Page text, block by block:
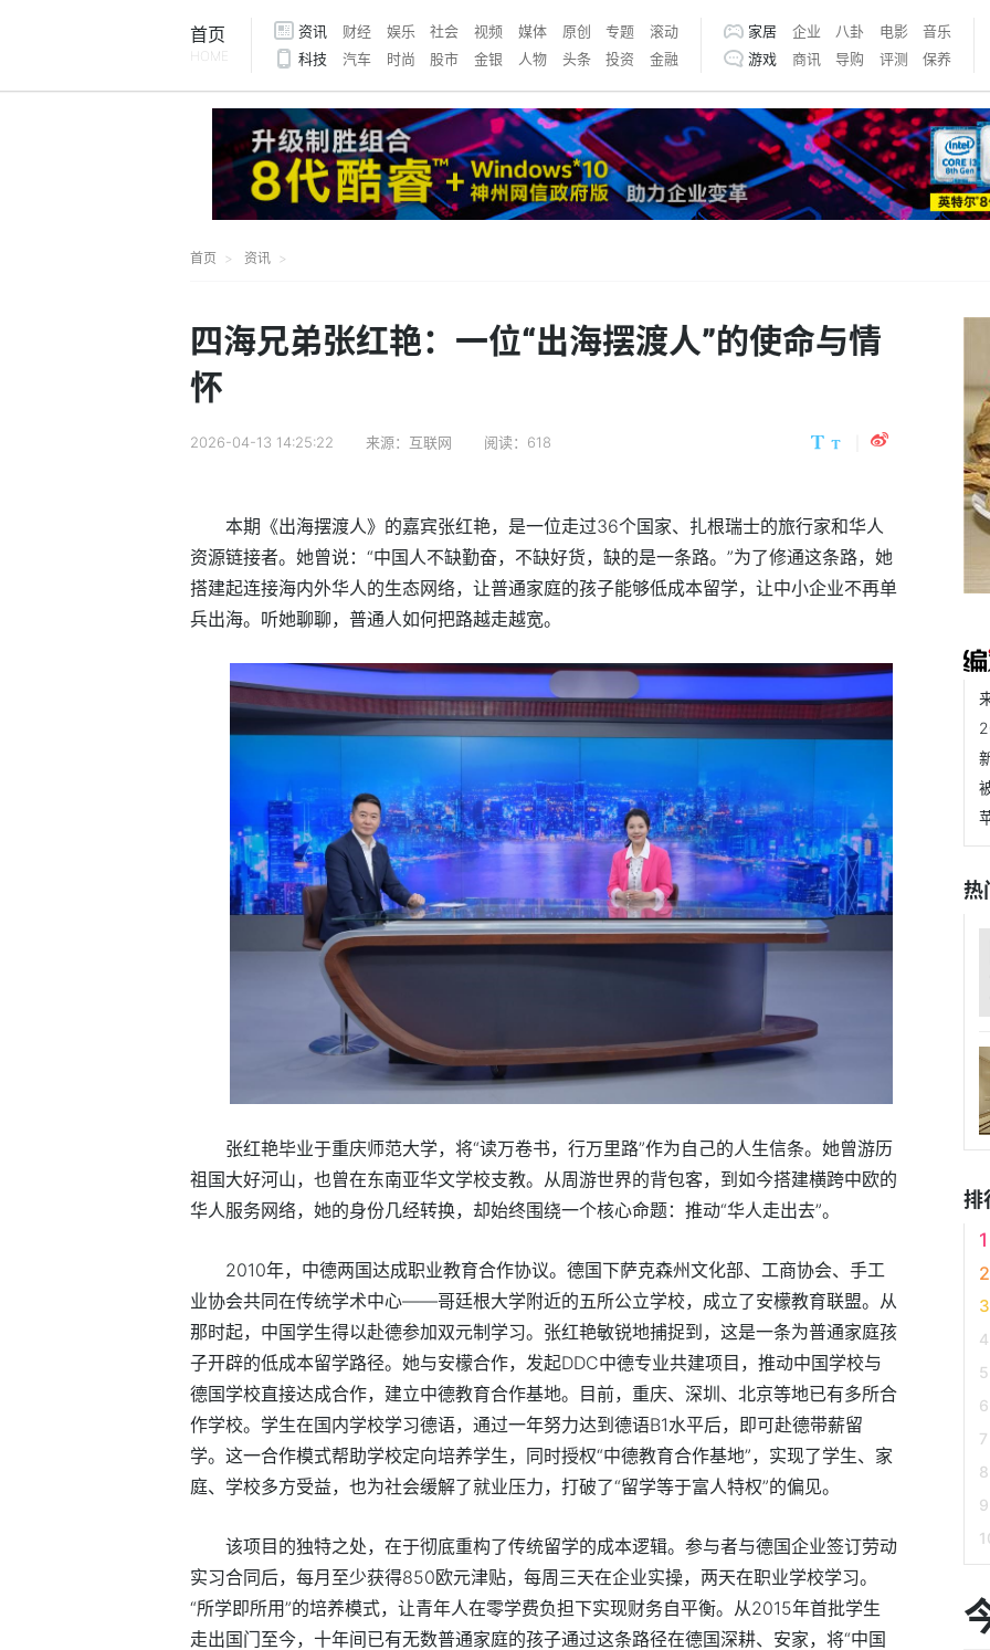
首页
HOME
资讯 财经 娱乐 社会 视频 媒体 原创 专题
滚动
科技
汽车 时尚 股市 金银 人物 头条 投资 金融
家居 企业 八卦 电影
音乐
游戏
商讯 导购 评测 保养
首页 资讯
四海兄弟张红艳：一位“出海摆渡人”的使命与情
怀
2026-04-13 14:25:22 来源：互联网 阅读：618
本期《出海摆渡人》的嘉宾张红艳，是一位走过36个国家、扎根瑞士的旅行家和华人
资源链接者。她曾说：“中国人不缺勤奋，不缺好货，缺的是一条路。”为了修通这条路，她
搭建起连接海内外华人的生态网络，让普通家庭的孩子能够低成本留学，让中小企业不再单
兵出海。听她聊聊，普通人如何把路越走越宽。
张红艳毕业于重庆师范大学，将“读万卷书，行万里路”作为自己的人生信条。她曾游历
祖国大好河山，也曾在东南亚华文学校支教。从周游世界的背包客，到如今搭建横跨中欧的
华人服务网络，她的身份几经转换，却始终围绕一个核心命题：推动“华人走出去”。
2010年，中德两国达成职业教育合作协议。德国下萨克森州文化部、工商协会、手工
业协会共同在传统学术中心——哥廷根大学附近的五所公立学校，成立了安檬教育联盟。从
那时起，中国学生得以赴德参加双元制学习。张红艳敏锐地捕捉到，这是一条为普通家庭孩
子开辟的低成本留学路径。她与安檬合作，发起DDC中德专业共建项目，推动中国学校与
德国学校直接达成合作，建立中德教育合作基地。目前，重庆、深圳、北京等地已有多所合
作学校。学生在国内学校学习德语，通过一年努力达到德语B1水平后，即可赴德带薪留
学。这一合作模式帮助学校定向培养学生，同时授权“中德教育合作基地”，实现了学生、家
庭、学校多方受益，也为社会缓解了就业压力，打破了“留学等于富人特权”的偏见。
该项目的独特之处，在于彻底重构了传统留学的成本逻辑。参与者与德国企业签订劳动
实习合同后，每月至少获得850欧元津贴，每周三天在企业实操，两天在职业学校学习。
“所学即所用”的培养模式，让青年人在零学费负担下实现财务自平衡。从2015年首批学生
走出国门至今，十年间已有无数普通家庭的孩子通过这条路径在德国深耕、安家，将“中国
热
排